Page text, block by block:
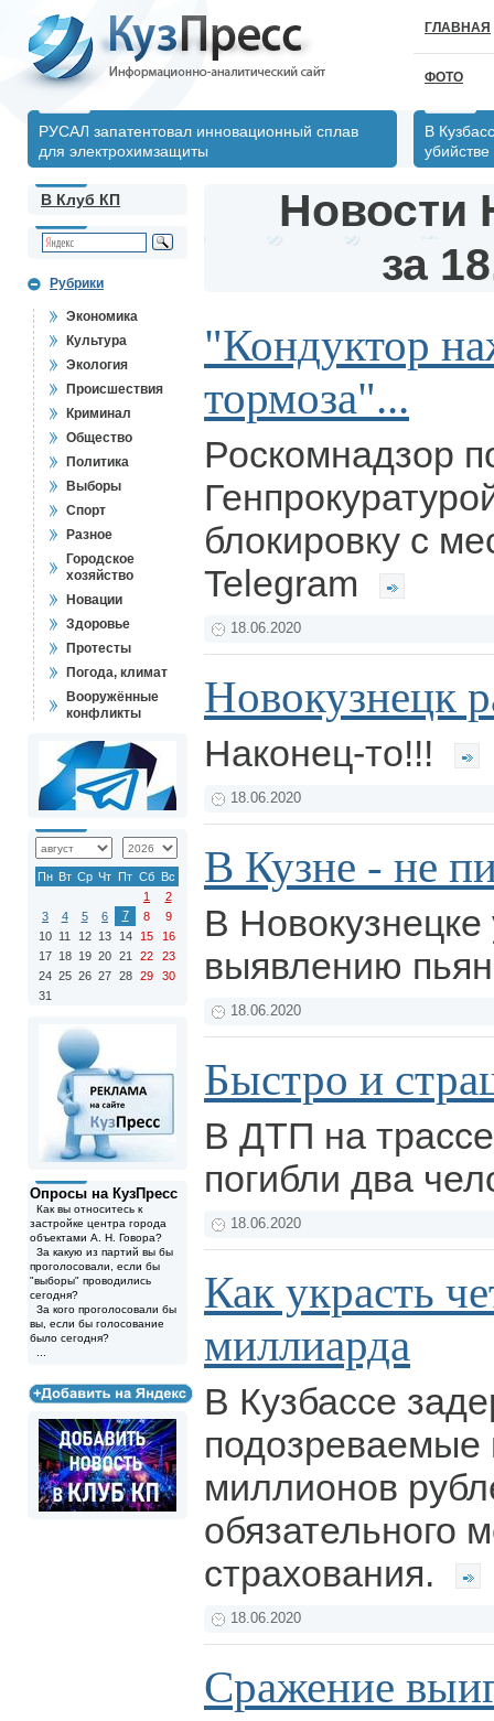
ГЛАВНАЯ
ФОТО
РУСАЛ запатентовал инновационный сплав
для электрохимзащиты
В
В Клуб КП
Рубрики
Экономика
Культура
Экология
Происшествия
Криминал
Общество
Политика
Выборы
Спорт
Разное
Городское
хозяйство
Новации
Здоровье
Протесты
Погода, климат
Вооружённые
конфликты
Пн Вт Ср Чт Пт Сб Вс
1
2
3
4 5 6 7 8
9
10 11 12 13 14 15
16
17 18 19 20 21 22
23
24 25 26 27 28 29
30
31
Опросы на КузПресс
Как вы относитесь к
застройке центра города
объектами А. Н. Говора?
За какую из партий вы бы
проголосовали, если бы
"выборы" проводились
сегодня?
За кого проголосовали бы
вы, если бы голосование
было сегодня?
Новости
за
"Кондуктор
тормоза"...
Роскомнадзор
блокировку с
Telegram
18.06.2020
Новокузнецк
Наконец-то!!!
18.06.2020
В Кузне - не
В Новокузнецке
выявлению
18.06.2020
Быстро и
В ДТП на
погибли два
18.06.2020
Как украсть
миллиарда
В Кузбассе
миллионов
обязательного
страхования.
18.06.2020
Сражение